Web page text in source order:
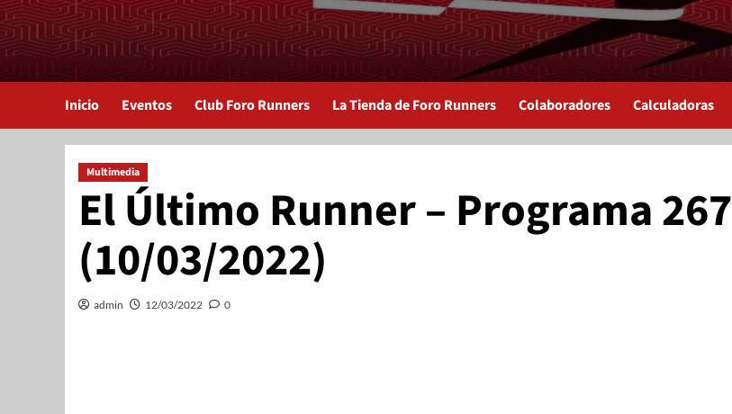
Inicio Eventos Club Foro Runners La Tienda de Foro Runners Colaboradores Calculadoras
Multimedia
El Último Runner – Programa 267
(10/03/2022)
admin 12/03/2022 0